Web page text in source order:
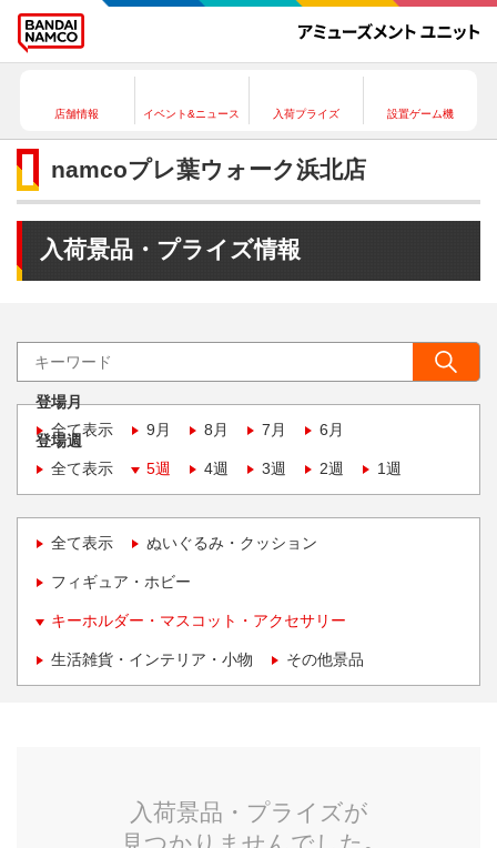
店舗情報 イベント&ニュース 入荷プライズ 設置ゲーム機
namcoプレ葉ウォーク浜北店
入荷景品・プライズ情報
登場月
全て表示
9月 8月 7月 6月
登場週
全て表示
5週 4週 3週 2週 1週
全て表示 ぬいぐるみ・クッション
フィギュア・ホビー
キーホルダー・マスコット・アクセサリー
生活雑貨・インテリア・小物 その他景品